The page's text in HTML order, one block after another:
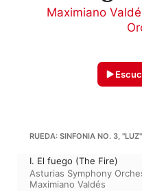
Maximiano
RUEDA: SINFONIA NO. 3, "LUZ"
I. El fuego (The Fire)
Asturias Symphony
Maximiano Valdés